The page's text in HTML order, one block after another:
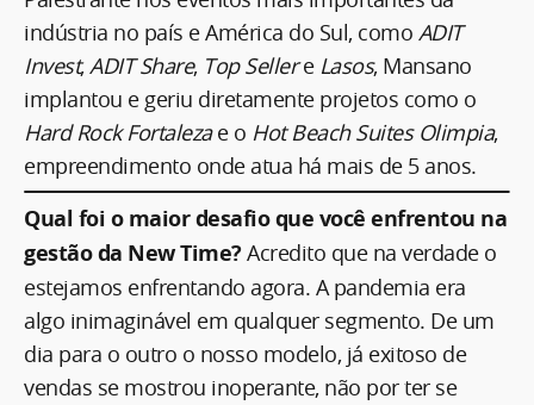
indústria no país e América do Sul, como ADIT
Invest,ADIT Share, Top Sellere Lasos, Mansano
implantou e geriu diretamente projetos como o
Hard Rock Fortalezae o Hot Beach Suites Olimpia,
empreendimento onde atua há mais de 5 anos.
Qual foi o maior desafio que você enfrentou na
gestão da New Time?Acredito que na verdade o
estejamos enfrentando agora. A pandemia era
algo inimaginável em qualquer segmento. De um
dia para o outro o nosso modelo, já exitoso de
vendas se mostrou inoperante, não por ter se